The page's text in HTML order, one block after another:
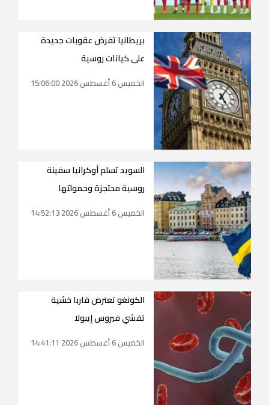
بريطانيا تفرض عقوبات جديدة
على كيانات روسية
الخميس 6 أغسطس 2026 15:06:00
السويد تسلم أوكرانيا سفينة
روسية محتجزة وحمولتها
الخميس 6 أغسطس 2026 14:52:13
الكونغو تعترض قاربا خشية
تفشي فيروس إيبولا
الخميس 6 أغسطس 2026 14:41:11